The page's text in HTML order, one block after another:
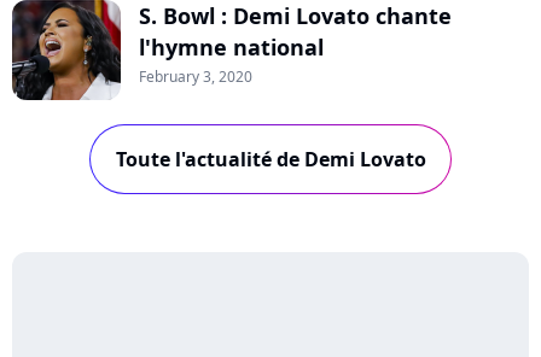
S. Bowl : Demi Lovato chante
l'hymne national
February 3, 2020
Toute l'actualité de Demi Lovato